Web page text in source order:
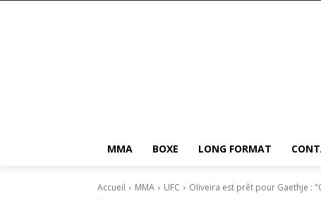
MMA BOXE LONG FORMAT
Accueil MMA UFC Oliveira est prêt pour Gaethje :